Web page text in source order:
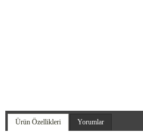
Ürün Özellikleri Yorumlar